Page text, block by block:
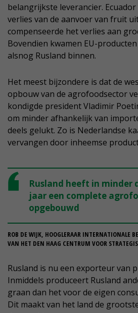
belangrijkste leverancier.
verlies van de aanvoer van fruit
compenseerde het verlies aan
Bovendien kwamen EU-
alsnog Rusland binnen.
Het meest bijzondere is dat de
opbouw van de agrofoodsector
kondigde president Vladimir
om minder afhankelijk van
deels gelukt. Zo is Nederlandse
vervangen door inheemse
Rusland heeft in minder
jaar een complete
opgebouwd
ROB DE WIJK, HOOGLERAAR INTERNATIONALE
VAN HET DEN HAAG CENTRUM VOOR
Rusland is nu een exporteur van
Inmiddels produceert Rusland
graan dan het voor de eigen
Dit maakt van het land de